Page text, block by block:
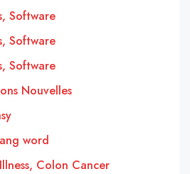
Software
Software
Software
Nouvelles
word
Colon Cancer